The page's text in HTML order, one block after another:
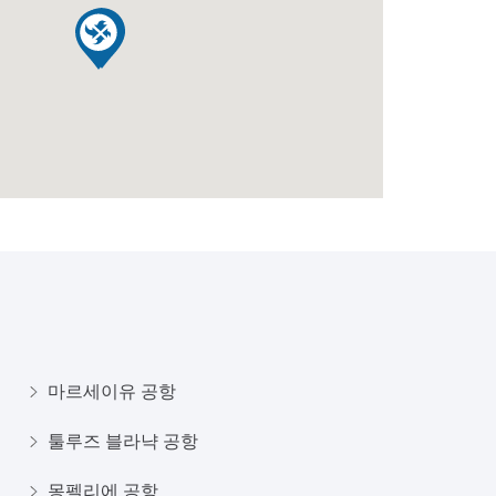
마르세이유 공항
툴루즈 블라냑 공항
몽펠리에 공항